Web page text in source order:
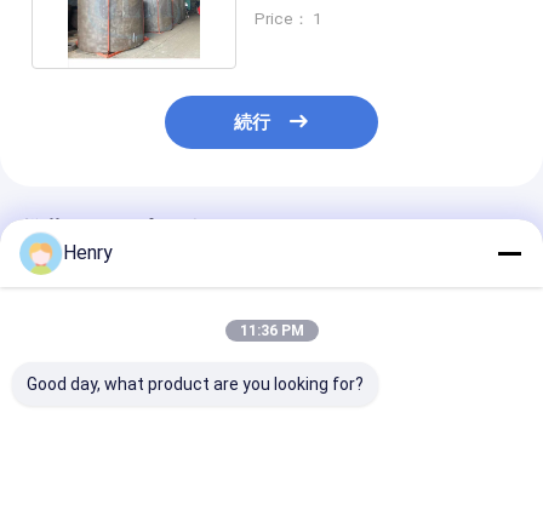
Price： 1
続行
推薦されたプロダクト
Henry
11:36 PM
Good day, what product are you looking for?